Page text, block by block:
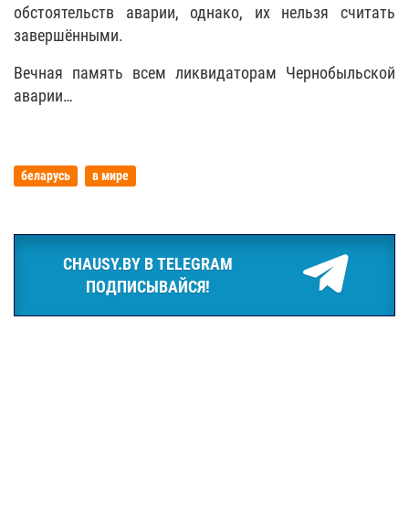
обстоятельств аварии, однако, их нельзя считать
завершёнными.
Вечная память всем ликвидаторам Чернобыльской
аварии…
беларусь в мире
CHAUSY.BY В TELEGRAM
ПОДПИСЫВАЙСЯ!